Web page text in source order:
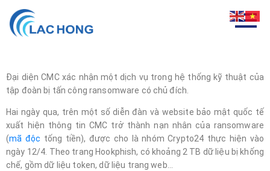
Đại diện CMC xác nhận một dịch vụ trong hệ thống kỹ thuật của
tập đoàn bị tấn công ransomware có chủ đích.
Hai ngày qua, trên một số diễn đàn và website bảo mật quốc tế
xuất hiện thông tin CMC trở thành nạn nhân của ransomware
(mã độc tống tiền), được cho là nhóm Crypto24 thực hiện vào
ngày 12/4. Theo trang Hookphish, có khoảng 2 TB dữ liệu bị khống
chế, gồm dữ liệu token, dữ liệu trang web…